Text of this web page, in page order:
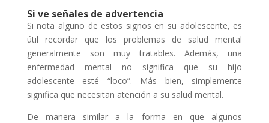
Si ve señales de advertencia
Si nota alguno de estos signos en su adolescente, es
útil recordar que los problemas de salud mental
generalmente son muy tratables. Además, una
enfermedad mental no significa que su hijo
adolescente esté “loco”. Más bien, simplemente
significa que necesitan atención a su salud mental.
De manera similar a la forma en que algunos